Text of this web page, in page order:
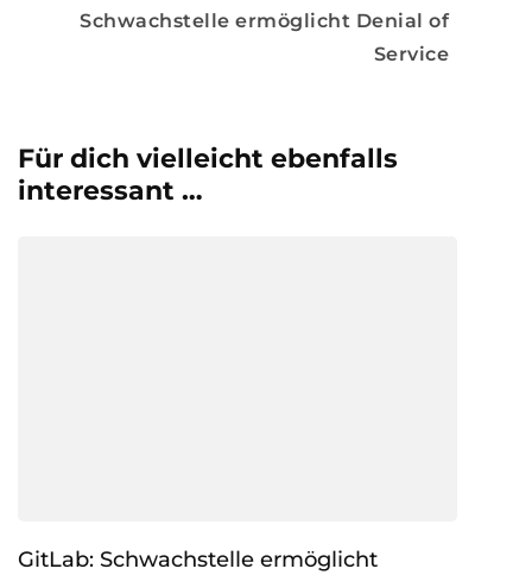
Schwachstelle ermöglicht Denial of
Service
Für dich vielleicht ebenfalls
interessant …
GitLab: Schwachstelle ermöglicht